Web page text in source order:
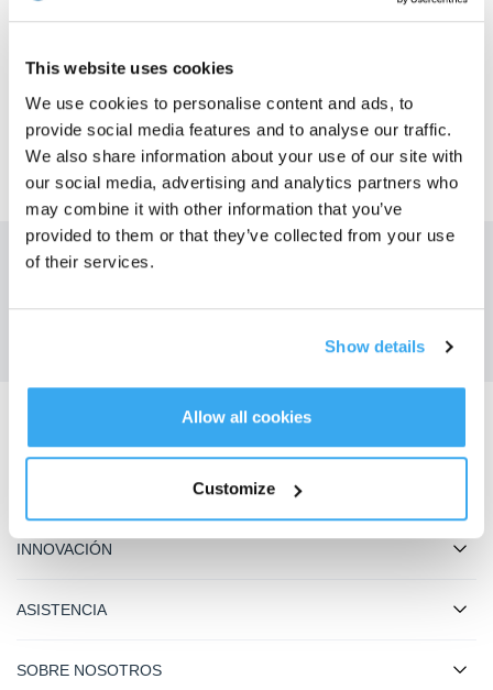
This website uses cookies
We use cookies to personalise content and ads, to
provide social media features and to analyse our traffic.
We also share information about your use of our site with
our social media, advertising and analytics partners who
may combine it with other information that you’ve
provided to them or that they’ve collected from your use
of their services.
Show details
Allow all cookies
Customize
Obtén las últimas noticias de ECOVACS
INNOVACIÓN
ASISTENCIA
SOBRE NOSOTROS